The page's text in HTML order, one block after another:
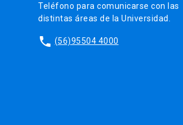
Teléfono para comunicarse con las
distintas áreas de la Universidad.
phone (56)95504 4000